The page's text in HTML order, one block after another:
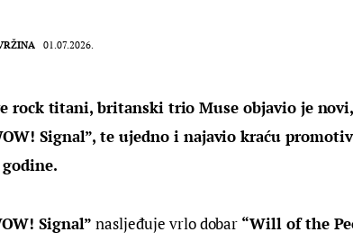
01.07.2026.
rock titani, britanski trio Muse objavio je
Signal”, te ujedno i najavio kraću
Signal” nasljeđuje vrlo dobar “Will of the